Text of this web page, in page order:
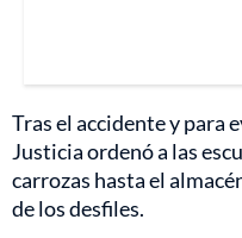
Tras el accidente y para
Justicia ordenó a las
carrozas hasta el
de los desfiles.